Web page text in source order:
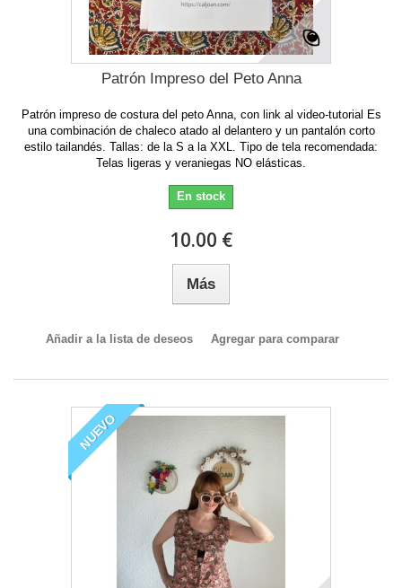
Patrón Impreso del Peto Anna
Patrón impreso de costura del peto Anna, con link al video-tutorial Es
una combinación de chaleco atado al delantero y un pantalón corto
estilo tailandés. Tallas: de la S a la XXL. Tipo de tela recomendada:
Telas ligeras y veraniegas NO elásticas.
En stock
10.00 €
Más
Añadir a la lista de deseos Agregar para comparar
NUEVO